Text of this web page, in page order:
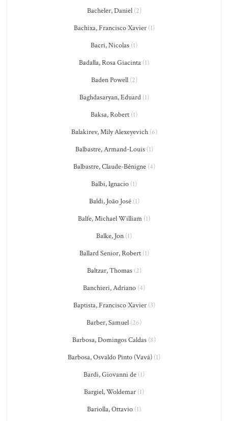
Bacheler, Daniel(2)
Bachixa, Francisco Xavier(1)
Bacri, Nicolas (1)
Badalla, Rosa Giacinta (1)
Baden Powell(2)
Baghdasaryan, Eduard(1)
Baksa, Robert (1)
Balakirev, Mily Alexeyevich(6)
Balbastre, Armand-Louis(1)
Balbastre, Claude-Bénigne(4)
Balbi, Ignacio (1)
Baldi, João José(1)
Balfe, Michael William (1)
Balke, Jon (1)
Ballard Senior, Robert(1)
Baltzar, Thomas(2)
Banchieri, Adriano (4)
Baptista, Francisco Xavier(3)
Barber, Samuel (26)
Barbosa, Domingos Caldas (8)
Barbosa, Osvaldo Pinto (Vavá) (1)
Bardi, Giovanni de (1)
Bargiel, Woldemar (1)
Bariolla, Ottavio (1)